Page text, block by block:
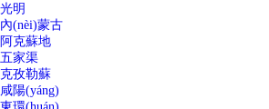
光明
內(nèi)蒙古
阿克蘇地
五家渠
克孜勒蘇
咸陽(yáng)